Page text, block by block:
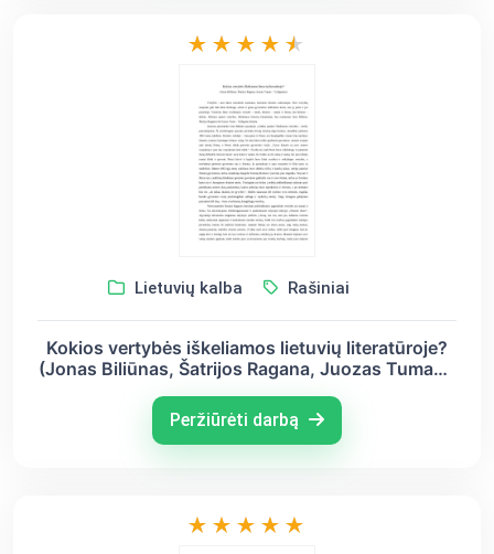
Lietuvių kalba Rašiniai
Kokios vertybės iškeliamos lietuvių literatūroje?
(Jonas Biliūnas, Šatrijos Ragana, Juozas Tumas –
Peržiūrėti darbą